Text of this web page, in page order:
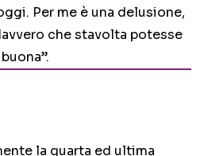
Per me è una delusione,
che stavolta potesse
la quarta ed ultima